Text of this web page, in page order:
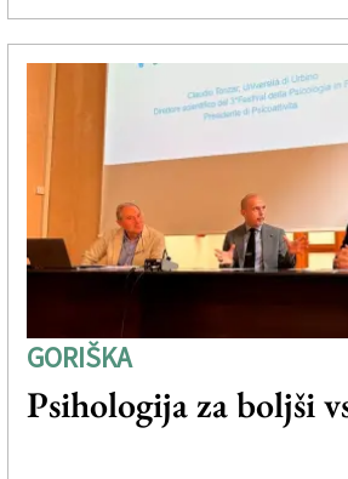
GORIŠKA
Psihologija za boljši